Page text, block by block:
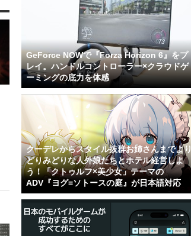
GeForce NOWで『Forza Horizon 6』をプ
レイ。ハンドルコントローラー×クラウドゲ
ーミングの底力を体感
クーデレからスタイル抜群お姉さんまでより
どりみどりな人外娘たちとホテル経営しよ
う！「クトゥルフ×美少女」テーマの
ADV『ヨグ=ソトースの庭』が日本語対応